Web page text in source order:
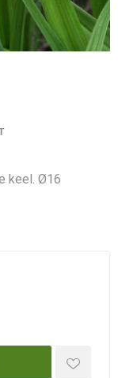
keel. Ø16